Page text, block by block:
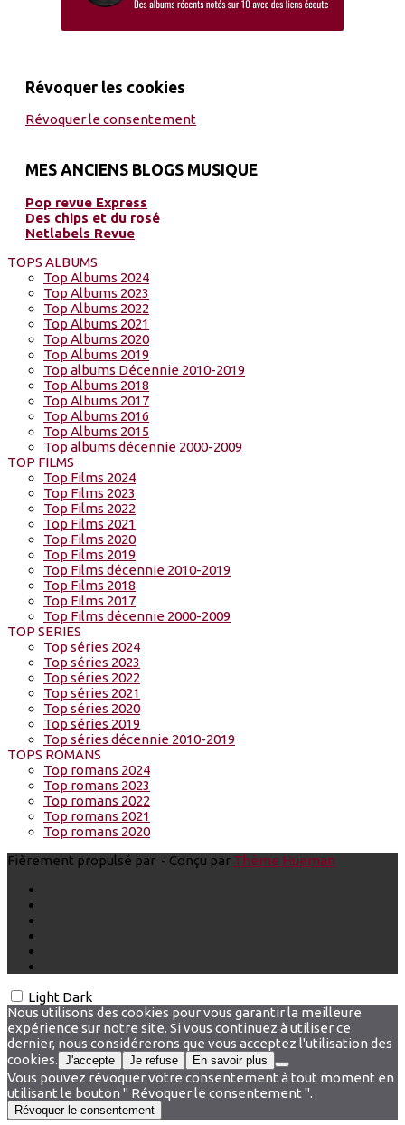
Révoquer les cookies
Révoquer le consentement
MES ANCIENS BLOGS MUSIQUE
Pop revue Express
Des chips et du rosé
Netlabels Revue
TOPS ALBUMS
Top Albums 2024
Top Albums 2023
Top Albums 2022
Top Albums 2021
Top Albums 2020
Top Albums 2019
Top albums Décennie 2010-2019
Top Albums 2018
Top Albums 2017
Top Albums 2016
Top Albums 2015
Top albums décennie 2000-2009
TOP FILMS
Top Films 2024
Top Films 2023
Top Films 2022
Top Films 2021
Top Films 2020
Top Films 2019
Top Films décennie 2010-2019
Top Films 2018
Top Films 2017
Top Films décennie 2000-2009
TOP SERIES
Top séries 2024
Top séries 2023
Top séries 2022
Top séries 2021
Top séries 2020
Top séries 2019
Top séries décennie 2010-2019
TOPS ROMANS
Top romans 2024
Top romans 2023
Top romans 2022
Top romans 2021
Top romans 2020
Fièrement propulsé par - Conçu par Thème Hueman
Light Dark
Nous utilisons des cookies pour vous garantir la meilleure
expérience sur notre site. Si vous continuez à utiliser ce
dernier, nous considérerons que vous acceptez l'utilisation des
cookies. J'accepte Je refuse En savoir plus
Vous pouvez révoquer votre consentement à tout moment en
utilisant le bouton " Révoquer le consentement ".
Révoquer le consentement